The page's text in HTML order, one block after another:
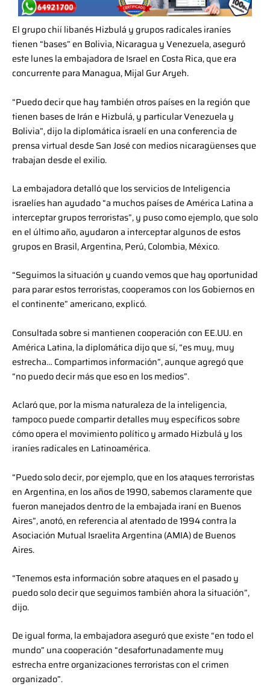
El grupo chií libanés Hizbulá y grupos radicales iraníes
tienen “bases” en Bolivia, Nicaragua y Venezuela, aseguró
este lunes la embajadora de Israel en Costa Rica, que era
concurrente para Managua, Mijal Gur Aryeh.
“Puedo decir que hay también otros países en la región que
tienen bases de Irán e Hizbulá, y particular Venezuela y
Bolivia”, dijo la diplomática israelí en una conferencia de
prensa virtual desde San José con medios nicaragüenses que
trabajan desde el exilio.
La embajadora detalló que los servicios de Inteligencia
israelíes han ayudado “a muchos países de América Latina a
interceptar grupos terroristas”, y puso como ejemplo, que solo
en el último año, ayudaron a interceptar algunos de estos
grupos en Brasil, Argentina, Perú, Colombia, México.
“Seguimos la situación y cuando vemos que hay oportunidad
para parar estos terroristas, cooperamos con los Gobiernos en
el continente” americano, explicó.
Consultada sobre si mantienen cooperación con EE.UU. en
América Latina, la diplomática dijo que sí, “es muy, muy
estrecha… Compartimos información”, aunque agregó que
“no puedo decir más que eso en los medios”.
Aclaró que, por la misma naturaleza de la inteligencia,
tampoco puede compartir detalles muy específicos sobre
cómo opera el movimiento político y armado Hizbulá y los
iraníes radicales en Latinoamérica.
“Puedo solo decir, por ejemplo, que en los ataques terroristas
en Argentina, en los años de 1990, sabemos claramente que
fueron manejados dentro de la embajada iraní en Buenos
Aires”, anotó, en referencia al atentado de 1994 contra la
Asociación Mutual Israelita Argentina (AMIA) de Buenos
Aires.
“Tenemos esta información sobre ataques en el pasado y
puedo solo decir que seguimos también ahora la situación”,
dijo.
De igual forma, la embajadora aseguró que existe “en todo el
mundo” una cooperación “desafortunadamente muy
estrecha entre organizaciones terroristas con el crimen
organizado”.